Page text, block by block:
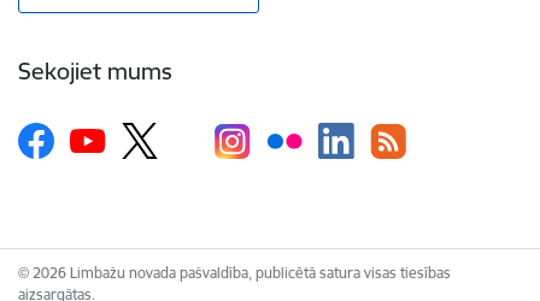
Sekojiet mums
© 2026 Limbažu novada pašvaldība, publicētā satura visas tiesības
aizsargātas.